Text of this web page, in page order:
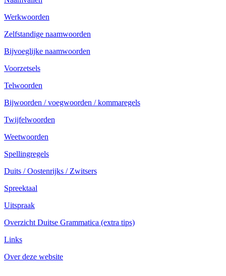
Werkwoorden
Zelfstandige naamwoorden
Bijvoeglijke naamwoorden
Voorzetsels
Telwoorden
Bijwoorden / voegwoorden / kommaregels
Twijfelwoorden
Weetwoorden
Spellingregels
Duits / Oostenrijks / Zwitsers
Spreektaal
Uitspraak
Overzicht Duitse Grammatica (extra tips)
Links
Over deze website